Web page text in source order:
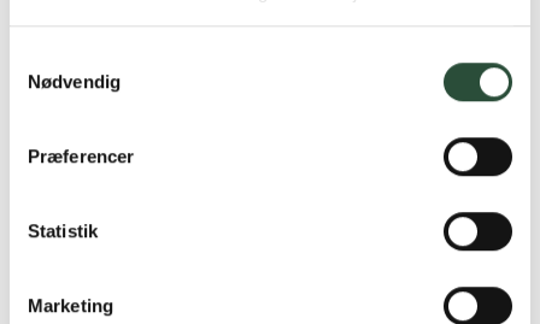
Nødvendig
Præferencer
Statistik
Marketing
produkter – altid til fast lav pris.
Læs mere om Uglecare.dk her